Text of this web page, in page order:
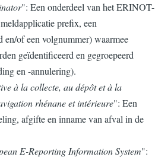
": Een onderdeel van het ERINOT-
prefix, een
en/of een volgnummer) waarmee
geïdentificeerd en gegroepeerd
en -annulering).
à la collecte, au dépôt et à la
rhénane et intérieure": Een
afgifte en inname van afval in de
E-Reporting Information System":